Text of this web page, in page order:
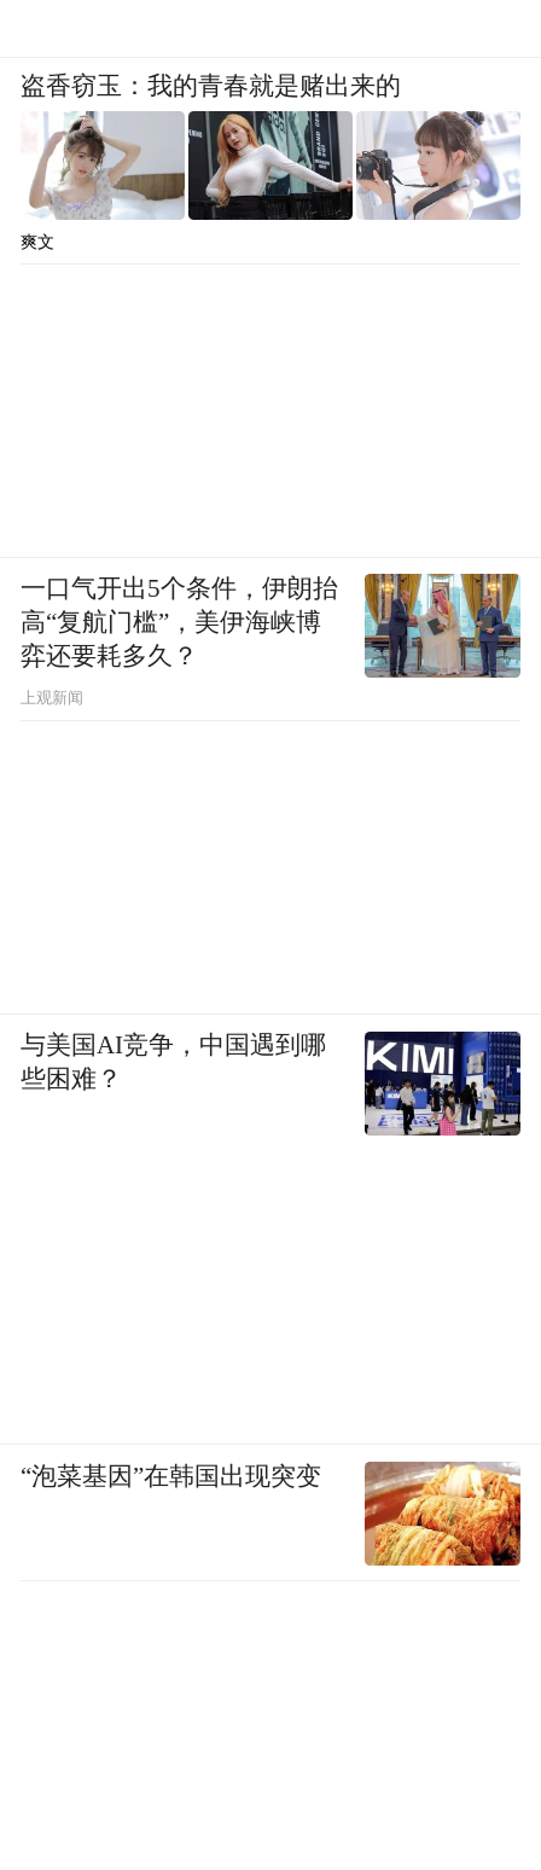
盗香窃玉：我的青春就是赌出来的
爽文
一口气开出5个条件，伊朗抬
高“复航门槛”，美伊海峡博
弈还要耗多久？
上观新闻
与美国AI竞争，中国遇到哪
些困难？
“泡菜基因”在韩国出现突变